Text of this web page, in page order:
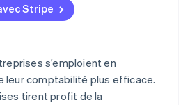
Stripe
s’emploient en
leur comptabilité plus efficace.
tirent profit de la